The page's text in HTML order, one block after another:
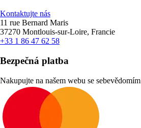
Kontaktujte nás
11 rue Bernard Maris
37270 Montlouis-sur-Loire, Francie
+33 1 86 47 62 58
Bezpečná platba
Nakupujte na našem webu se sebevědomím